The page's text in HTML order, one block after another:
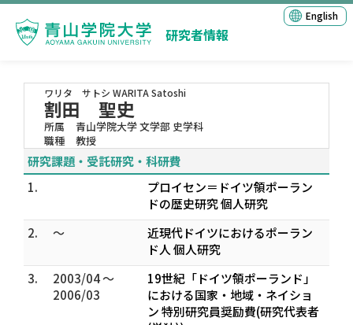
研究者情報
English
ワリタ サトシ WARITA Satoshi
割田 聖史
所属
青山学院大学 文学部 史学科
職種
教授
研究課題・受託研究・科研費
1.
プロイセン＝ドイツ領ポーラン
ドの歴史研究 個人研究
2.
～
近現代ドイツにおけるポーラン
ド人 個人研究
3.
2003/04 ～
2006/03
19世紀「ドイツ領ポーランド」
における国家・地域・ネイショ
ン 特別研究員奨励費(研究代表者